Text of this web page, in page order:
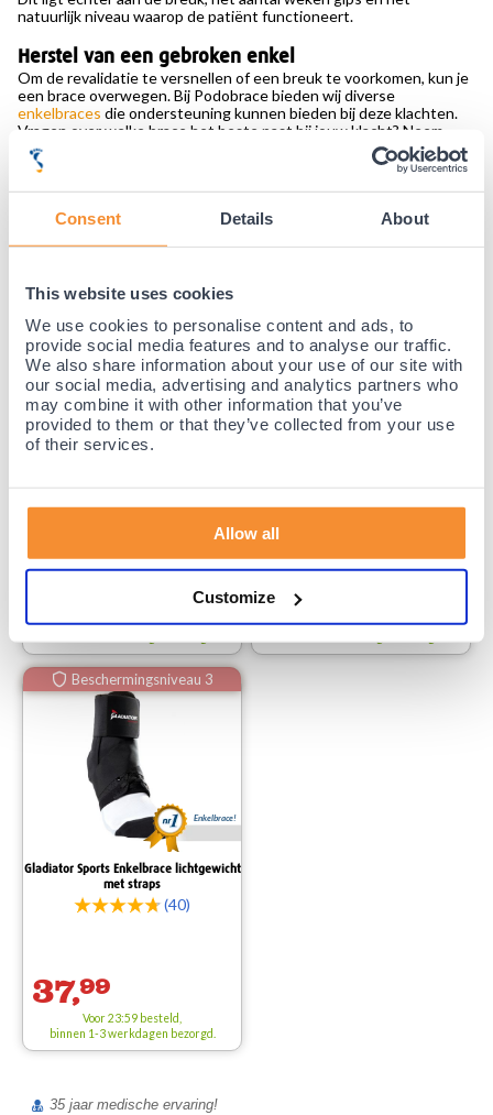
Consent Details About
This website uses cookies
We use cookies to personalise content and ads, to
provide social media features and to analyse our traffic.
We also share information about your use of our site with
our social media, advertising and analytics partners who
may combine it with other information that you’ve
provided to them or that they’ve collected from your use
of their services.
Allow all
Customize
natuurlijk niveau waarop de patiënt functioneert.
Herstel van een gebroken enkel
Om de revalidatie te versnellen of een breuk te voorkomen, kun je
een brace overwegen. Bij Podobrace bieden wij diverse
enkelbracesdie ondersteuning kunnen bieden bij deze klachten.
Vragen over welke brace het beste past bij jouw klacht? Neem
contact
op met ons team van specialisten. Wij helpen je graag met
de ondersteuning van jouw klachten.
Aanbevolen producten
Beschermingsniveau 2
(22)
Voor 23:59 besteld,
34,
Voor 23:59 besteld,
Beschermingsniveau 3
Enkelbrace!
Gladiator Sports Enkelbrace lichtgewicht
met straps
(40)
37,99
Voor 23:59 besteld,
binnen 1-3 werkdagen bezorgd.
35 jaar medische ervaring!